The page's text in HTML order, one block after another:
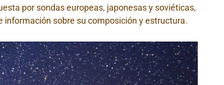
por sondas europeas, japonesas y soviéticas,
información sobre su composición y estructura.